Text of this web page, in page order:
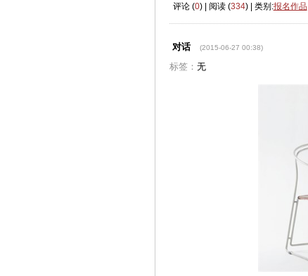
评论 (0) | 阅读 (334) | 类别:报名作品
对话 (2015-06-27 00:38)
标签： 无